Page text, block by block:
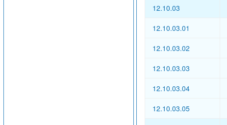
12.10.03
12.10.03.01
12.10.03.02
12.10.03.03
12.10.03.04
12.10.03.05